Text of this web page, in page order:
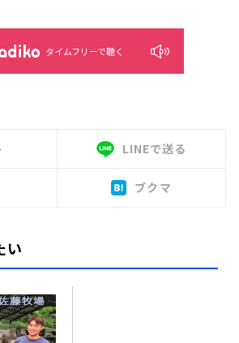
タイムフリーで聴く
LINEで送る
ブクマ
い